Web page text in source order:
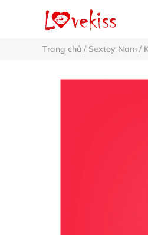
Trang chủ / Sextoy Nam /